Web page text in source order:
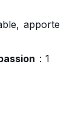
apporte
: 1